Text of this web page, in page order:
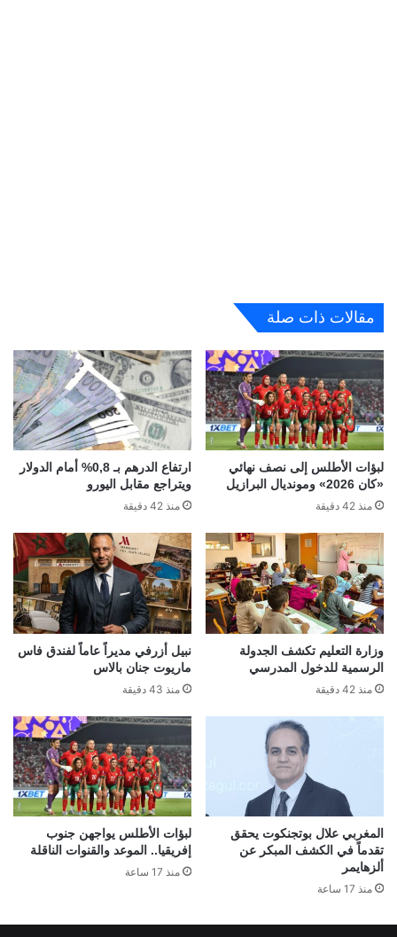
مقالات ذات صلة
لبؤات الأطلس إلى نصف نهائي
«كان 2026» ومونديال البرازيل
منذ 42 دقيقة
ارتفاع الدرهم بـ 0,8% أمام الدولار
ويتراجع مقابل اليورو
منذ 42 دقيقة
وزارة التعليم تكشف الجدولة
الرسمية للدخول المدرسي
منذ 42 دقيقة
نبيل أزرفي مديراً عاماً لفندق فاس
ماريوت جنان بالاس
منذ 43 دقيقة
المغربي علال بوتجنكوت يحقق
تقدماً في الكشف المبكر عن
ألزهايمر
منذ 17 ساعة
لبؤات الأطلس يواجهن جنوب
إفريقيا.. الموعد والقنوات الناقلة
منذ 17 ساعة